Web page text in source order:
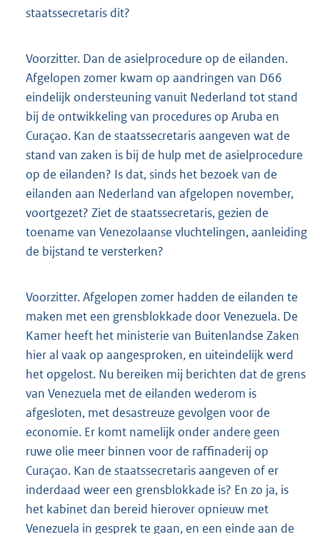
staatssecretaris dit?
Voorzitter. Dan de asielprocedure op de eilanden.
Afgelopen zomer kwam op aandringen van D66
eindelijk ondersteuning vanuit Nederland tot stand
bij de ontwikkeling van procedures op Aruba en
Curaçao. Kan de staatssecretaris aangeven wat de
stand van zaken is bij de hulp met de asielprocedure
op de eilanden? Is dat, sinds het bezoek van de
eilanden aan Nederland van afgelopen november,
voortgezet? Ziet de staatssecretaris, gezien de
toename van Venezolaanse vluchtelingen, aanleiding
de bijstand te versterken?
Voorzitter. Afgelopen zomer hadden de eilanden te
maken met een grensblokkade door Venezuela. De
Kamer heeft het ministerie van Buitenlandse Zaken
hier al vaak op aangesproken, en uiteindelijk werd
het opgelost. Nu bereiken mij berichten dat de grens
van Venezuela met de eilanden wederom is
afgesloten, met desastreuze gevolgen voor de
economie. Er komt namelijk onder andere geen
ruwe olie meer binnen voor de raffinaderij op
Curaçao. Kan de staatssecretaris aangeven of er
inderdaad weer een grensblokkade is? En zo ja, is
het kabinet dan bereid hierover opnieuw met
Venezuela in gesprek te gaan, en een einde aan de